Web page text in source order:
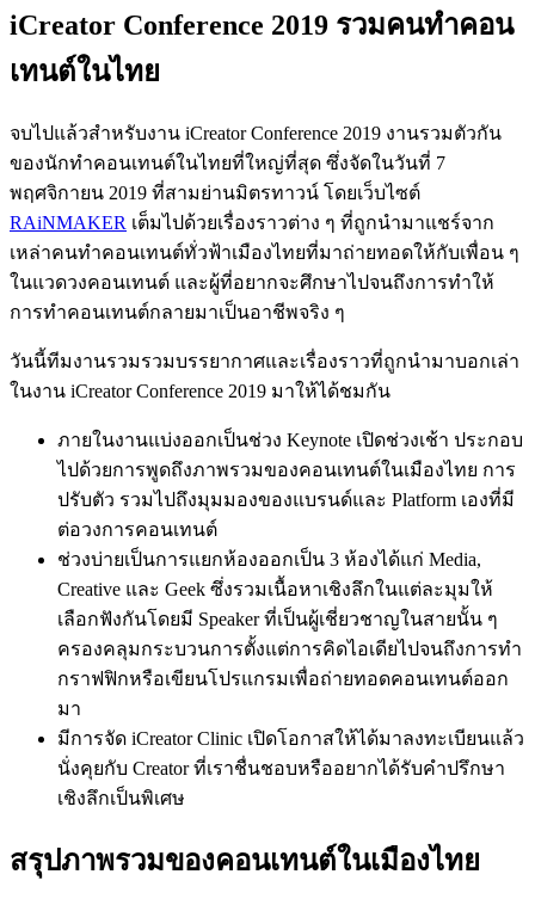
iCreator Conference 2019 รวมคนทำคอน
เทนต์ในไทย
จบไปแล้วสำหรับงาน iCreator Conference 2019 งานรวมตัวกัน
ของนักทำคอนเทนต์ในไทยที่ใหญ่ที่สุด ซึ่งจัดในวันที่ 7
พฤศจิกายน 2019 ที่สามย่านมิตรทาวน์ โดยเว็บไซต์
RAiNMAKER เต็มไปด้วยเรื่องราวต่าง ๆ ที่ถูกนำมาแชร์จาก
เหล่าคนทำคอนเทนต์ทั่วฟ้าเมืองไทยที่มาถ่ายทอดให้กับเพื่อน ๆ
ในแวดวงคอนเทนต์ และผู้ที่อยากจะศึกษาไปจนถึงการทำให้
การทำคอนเทนต์กลายมาเป็นอาชีพจริง ๆ
วันนี้ทีมงานรวมรวมบรรยากาศและเรื่องราวที่ถูกนำมาบอกเล่า
ในงาน iCreator Conference 2019 มาให้ได้ชมกัน
ภายในงานแบ่งออกเป็นช่วง Keynote เปิดช่วงเช้า ประกอบ
ไปด้วยการพูดถึงภาพรวมของคอนเทนต์ในเมืองไทย การ
ปรับตัว รวมไปถึงมุมมองของแบรนด์และ Platform เองที่มี
ต่อวงการคอนเทนต์
ช่วงบ่ายเป็นการแยกห้องออกเป็น 3 ห้องได้แก่ Media,
Creative และ Geek ซึ่งรวมเนื้อหาเชิงลึกในแต่ละมุมให้
เลือกฟังกันโดยมี Speaker ที่เป็นผู้เชี่ยวชาญในสายนั้น ๆ
ครองคลุมกระบวนการตั้งแต่การคิดไอเดียไปจนถึงการทำ
กราฟฟิกหรือเขียนโปรแกรมเพื่อถ่ายทอดคอนเทนต์ออก
มา
มีการจัด iCreator Clinic เปิดโอกาสให้ได้มาลงทะเบียนแล้ว
นั่งคุยกับ Creator ที่เราชื่นชอบหรืออยากได้รับคำปรึกษา
เชิงลึกเป็นพิเศษ
สรุปภาพรวมของคอนเทนต์ในเมืองไทย